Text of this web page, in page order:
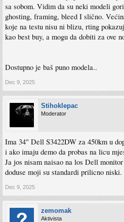
sa sobom. Vidim da su neki modeli
ghosting, framing, bleed I slično.
koje na testu nisu ni blizu, rting
kao best buy, a mogu da dobiti za ove
Dostupno je baš puno modela..
Dec 9, 2025
Stihoklepac
Moderator
Ima 34" Dell S3422DW za 450km u
i ako imaju demo da probas na licu
Ja jos nisam naisao na los Dell
doduse moji su standardi prilicno niski.
Dec 9, 2025
zemomak
Aktivista